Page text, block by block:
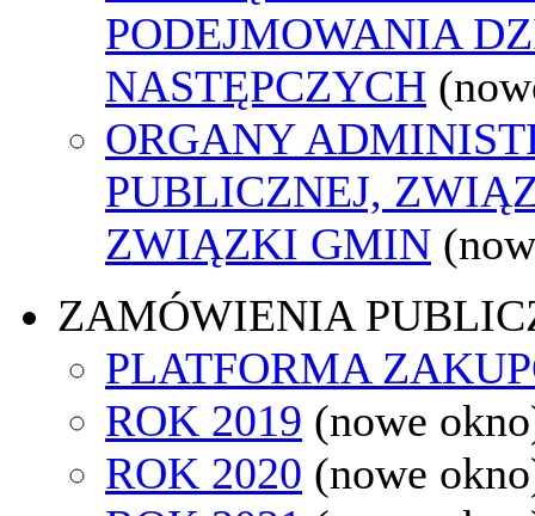
PODEJMOWANIA
NASTĘPCZYCH
ORGANY
PUBLICZNEJ,
ZWIĄZKI GMIN
ZAMÓWIENIA
PLATFORMA
ROK 2019 (nowe
ROK 2020 (nowe